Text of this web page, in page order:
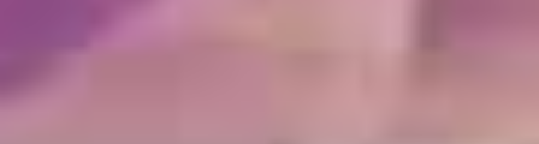
RECUBRIMIENTO
VINILICO